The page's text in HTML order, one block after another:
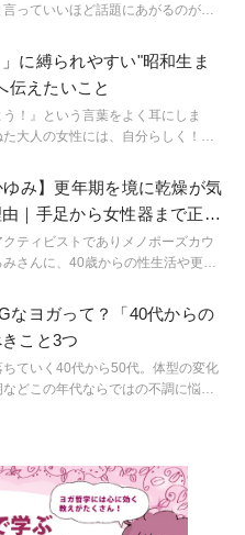
っていいほど話題にあがるのがア
に至るまでアンチエイジングを望む
段があります。もちろん、何も対策
るという選択肢も。お金をかけれ
』を手に入れられる時代って、恵ま
いものだと考えるようになりまし
を重ねるためにはどうしたらいい
がる気がしています。
」に縛られやすい"昭和生ま
伝えたいこと
う！』という言葉をよく耳にしま
大人の女性には、自分らしく！と
やり残したことがあると感じてしま
歩めているか？と漠然と不安になっ
女性が自分らしく生きることにつ
。
ゆみ】更年期を境に乾燥が気
｜手足から女性器まで正し
ティビストでありメノポーズカウ
さんに、40歳からの性生活や更年
なヨガって？「40代からの
こと3つ
ていく40代から50代。体型の変化
どこの年代ならではの不調に悩ま
った私の体験も交えながら、大人
する際に注意したいことをお伝え